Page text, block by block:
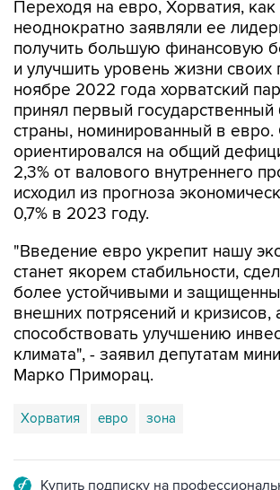
получить большую финансовую
и улучшить уровень жизни своих
ноябре 2022 года хорватский
принял первый
страны, номинированный в
ориентировался на общий
2,3% от валового внутреннего
исходил из прогноза
0,7% в 2023 году.
"Введение евро укрепит нашу
более устойчивыми и
внешних потрясений и кризисов,
способствовать улучшению
климата", - заявил депутатам
Марко Приморац.
Хорватия евро зона
Подписаться на рассылку главных